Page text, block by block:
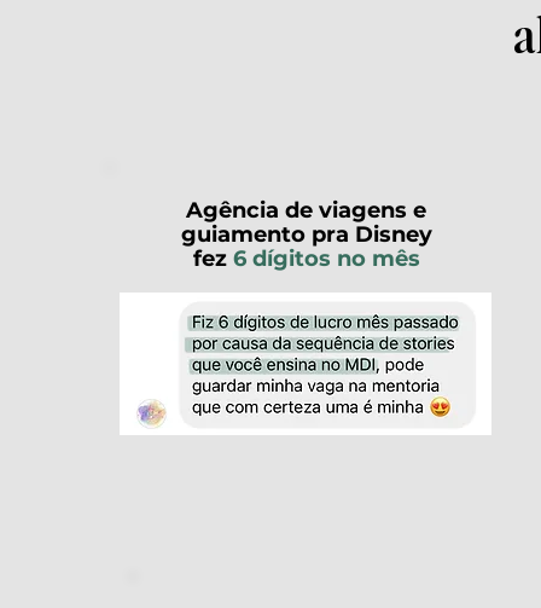
Agência de viagens e
guiamento pra Disney
fez 6 dígitos no mês